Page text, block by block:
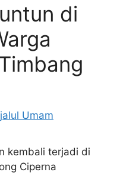
di
Umam
kembali terjadi di
Ciperna